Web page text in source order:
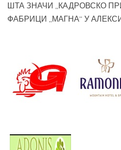
ШТА ЗНАЧИ „КАДРОВСКО
ФАБРИЦИ „МАГНА“ У